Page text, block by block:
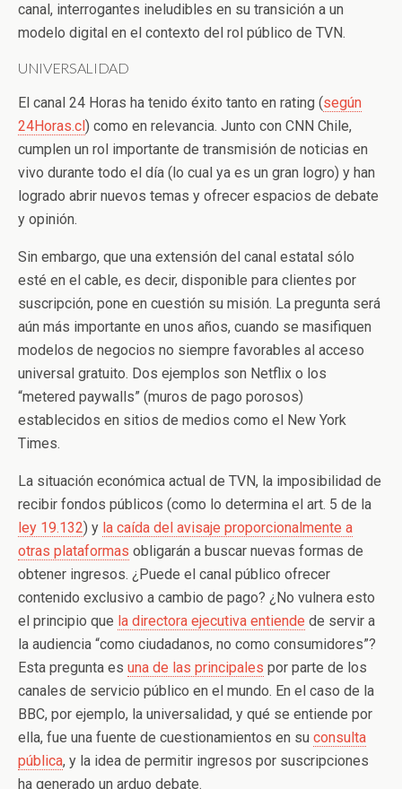
canal, interrogantes ineludibles en su transición a un
modelo digital en el contexto del rol público de TVN.
UNIVERSALIDAD
El canal 24 Horas ha tenido éxito tanto en rating (según
24Horas.cl ) como en relevancia. Junto con CNN Chile,
cumplen un rol importante de transmisión de noticias en
vivo durante todo el día (lo cual ya es un gran logro) y han
logrado abrir nuevos temas y ofrecer espacios de debate
y opinión.
Sin embargo, que una extensión del canal estatal sólo
esté en el cable, es decir, disponible para clientes por
suscripción, pone en cuestión su misión. La pregunta será
aún más importante en unos años, cuando se masifiquen
modelos de negocios no siempre favorables al acceso
universal gratuito. Dos ejemplos son Netflix o los
“metered paywalls” (muros de pago porosos)
establecidos en sitios de medios como el New York
Times.
La situación económica actual de TVN, la imposibilidad de
recibir fondos públicos (como lo determina el art. 5 de la
ley 19.132) y la caída del avisaje proporcionalmente a
otras plataformas obligarán a buscar nuevas formas de
obtener ingresos. ¿Puede el canal público ofrecer
contenido exclusivo a cambio de pago? ¿No vulnera esto
el principio que la directora ejecutiva entiende de servir a
la audiencia “como ciudadanos, no como consumidores”?
Esta pregunta es una de las principales por parte de los
canales de servicio público en el mundo. En el caso de la
BBC, por ejemplo, la universalidad, y qué se entiende por
ella, fue una fuente de cuestionamientos en su consulta
pública, y la idea de permitir ingresos por suscripciones
ha generado un arduo debate.